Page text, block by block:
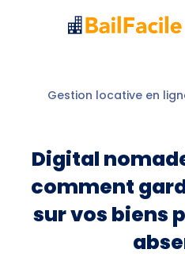
Gestion locative en
Digital
comment
sur vos biens